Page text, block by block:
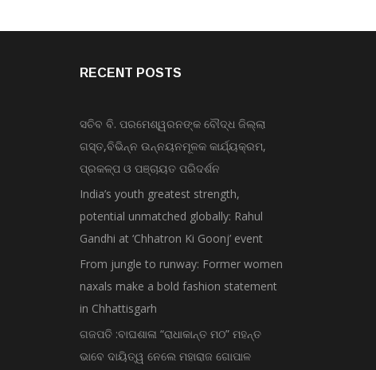
RECENT POSTS
ସଚିବ ବି. ପରମେଶ୍ୱରନଙ୍କ ବୌଦ୍ଧ ଜିଲ୍ଲା
ଗସ୍ତ,ବିଭିନ୍ନ ଉନ୍ନୟନମୂଳକ କାର୍ଯ୍ୟକ୍ରମ,
ପ୍ରକଳ୍ପ ଓ ପଞ୍ଚାୟତ ପରିଦର୍ଶନ
India’s youth greatest strength,
potential unmatched globally: Rahul
Gandhi at ‘Chhatron Ki Goonj’ event
From jungle to runway: Former women
naxals make a bold fashion statement
in Chhattisgarh
ଗଜପତି :ବାଘଶାଳା “ରାଧାକାନ୍ତ ମଠ” ମହନ୍ତ
ଭାବେ ଦାୟିତ୍ୱ ନେଲେ ମହାରାଜ ଗୋପାଳ